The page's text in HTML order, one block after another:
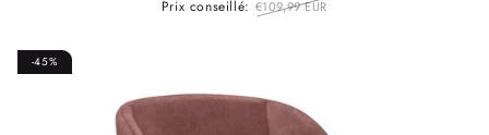
Prix conseillé: €109,99 EUR
-45%